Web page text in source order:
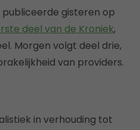
gisteren op
deel van de Kroniek,
Morgen volgt deel drie,
van providers.
in verhouding tot